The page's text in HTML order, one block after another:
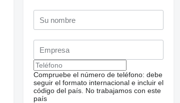
Compruebe el número de teléfono: debe
seguir el formato internacional e incluir el
código del país. No trabajamos con este
país